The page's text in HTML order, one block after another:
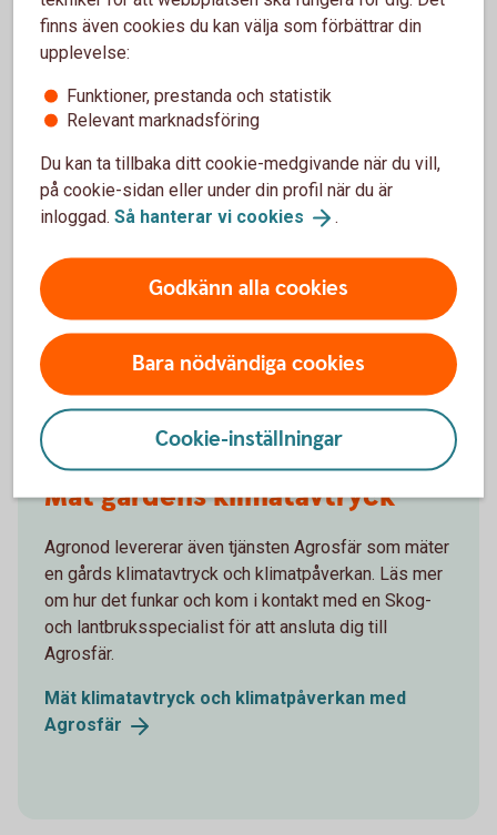
är så uppenbara för så många känner jag mig hoppfull,
säger Lisa Brandrup-Wognsen.
Betala efter nytta
Hittills ha utveckling av plattformen finansierats med EU-
pengar, via Jordbruksverket. Så småningom ska
plattformen kunna stå på egna ben.
– Exakt hur affärsmodellen kommer att se ut är en öppen
fråga. Men vi kommer utgå från principen att man betalar
efter nytta. I det här fallet vinner ju både de som kräver
kontroller och de enskilda lantbrukarna på
förenklingarna, säger Lisa Brandrup-Wognsen.
Mät gårdens klimatavtryck
Agronod levererar även tjänsten Agrosfär som mäter
en gårds klimatavtryck och klimatpåverkan. Läs mer
om hur det funkar och kom i kontakt med en Skog-
och lantbruksspecialist för att ansluta dig till
Agrosfär.
Mät klimatavtryck och klimatpåverkan med
Agrosfär
finns även cookies du kan välja som förbättrar din
upplevelse:
Funktioner, prestanda och statistik
Relevant marknadsföring
Du kan ta tillbaka ditt cookie-medgivande när du vill,
på cookie-sidan eller under din profil när du är
inloggad. Så hanterar vi cookies .
Godkänn alla cookies
Bara nödvändiga cookies
Cookie-inställningar